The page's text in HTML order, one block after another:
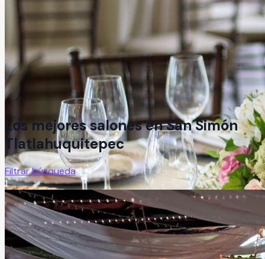
Los mejores salones enSan Simón
Tlatlahuquitepec
Filtrar búsqueda
1